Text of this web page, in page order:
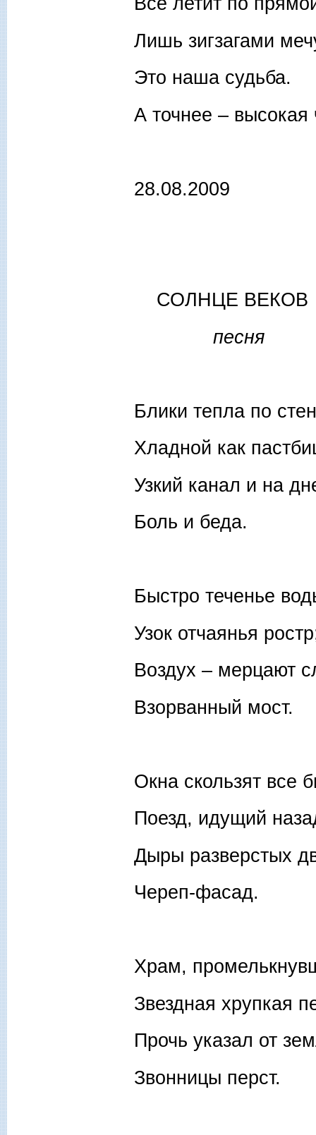
Лишь зигзагами
Это наша судьба.
А точнее – высокая
28.08.2009
СОЛНЦЕ ВЕКОВ
песня
Блики тепла по
Хладной как
Узкий канал и на
Боль и беда.
Быстро теченье
Узок отчаянья
Воздух – мерцают
Взорванный мост.
Окна скользят все
Поезд, идущий
Дыры разверстых
Череп-фасад.
Храм,
Звездная хрупкая
Прочь указал от
Звонницы перст.